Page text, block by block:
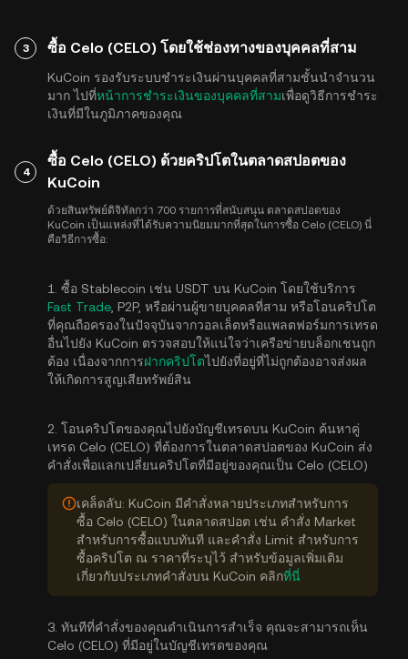
3 ซื้อ Celo (CELO) โดยใช้ช่องทางของบุคคลที่สาม
KuCoin รองรับระบบชำระเงินผ่านบุคคลที่สามชั้นนำจำนวน
มาก ไปที่หน้าการชำระเงินของบุคคลที่สามเพื่อดูวิธีการชำระ
เงินที่มีในภูมิภาคของคุณ
4
ซื้อ Celo (CELO) ด้วยคริปโตในตลาดสปอตของ
KuCoin
ด้วยสินทรัพย์ดิจิทัลกว่า 700 รายการที่สนับสนุน ตลาดสปอตของ
KuCoin เป็นแหล่งที่ได้รับความนิยมมากที่สุดในการซื้อ Celo (CELO) นี่
คือวิธีการซื้อ:
1. ซื้อ Stablecoin เช่น USDT บน KuCoin โดยใช้บริการ
Fast Trade , P2P, หรือผ่านผู้ขายบุคคลที่สาม หรือโอนคริปโต
ที่คุณถือครองในปัจจุบันจากวอลเล็ตหรือแพลตฟอร์มการเทรด
อื่นไปยัง KuCoin ตรวจสอบให้แน่ใจว่าเครือข่ายบล็อกเชนถูก
ต้อง เนื่องจากการฝากคริปโตไปยังที่อยู่ที่ไม่ถูกต้องอาจส่งผล
ให้เกิดการสูญเสียทรัพย์สิน
2. โอนคริปโตของคุณไปยังบัญชีเทรดบน KuCoin ค้นหาคู่
เทรด Celo (CELO) ที่ต้องการในตลาดสปอตของ KuCoin ส่ง
คำสั่งเพื่อแลกเปลี่ยนคริปโตที่มีอยู่ของคุณเป็น Celo (CELO)
เคล็ดลับ: KuCoin มีคำสั่งหลายประเภทสำหรับการ
ซื้อ Celo (CELO) ในตลาดสปอต เช่น คำสั่ง Market
สำหรับการซื้อแบบทันที และคำสั่ง Limit สำหรับการ
ซื้อคริปโต ณ ราคาที่ระบุไว้ สำหรับข้อมูลเพิ่มเติม
เกี่ยวกับประเภทคำสั่งบน KuCoin คลิกที่นี่
3. ทันทีที่คำสั่งของคุณดำเนินการสำเร็จ คุณจะสามารถเห็น
Celo (CELO) ที่มีอยู่ในบัญชีเทรดของคุณ